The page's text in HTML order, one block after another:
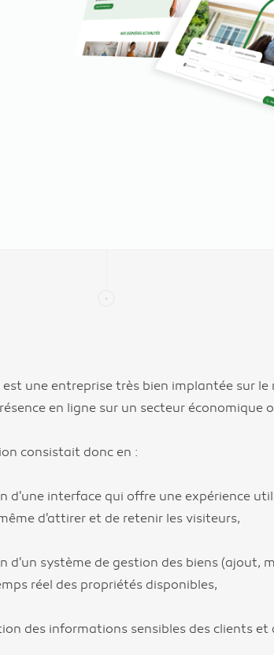
une entreprise très bien implantée sur
en ligne sur un secteur
consistait donc en :
d'une interface qui offre une expérience
d'attirer et de retenir les visiteurs,
d'un système de gestion des biens (ajout,
réel des propriétés disponibles,
des informations sensibles des clients et